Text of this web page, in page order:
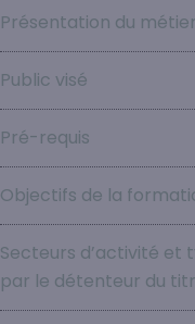
Présentation du métier
Public visé
Pré-requis
Objectifs de la
Secteurs d’activité et
par le détenteur du